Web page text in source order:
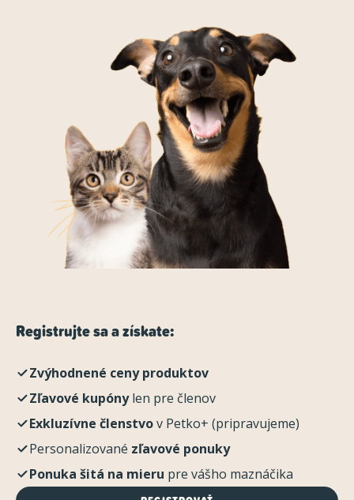
Registrujte sa a získate:
Zvýhodnené ceny produktov
Zľavové kupónylen pre členov
Exkluzívne členstvov Petko+ (pripravujeme)
Personalizované zľavové ponuky
Ponuka šitá na mieru pre vášho maznáčika